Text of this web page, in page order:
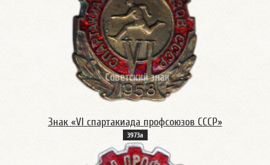
Знак «VI спартакиада профсоюзов СССР»
3973а